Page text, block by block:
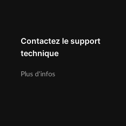
Contactez le support
technique
Plus d'infos